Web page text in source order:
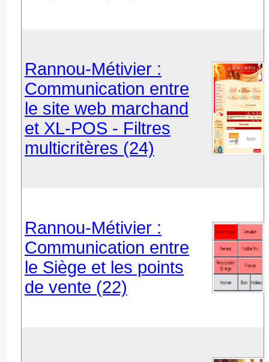
Rannou-Métivier :
Communication entre
le site web marchand
et XL-POS - Filtres
multicritères (24)
Rannou-Métivier :
Communication entre
le Siège et les points
de vente (22)